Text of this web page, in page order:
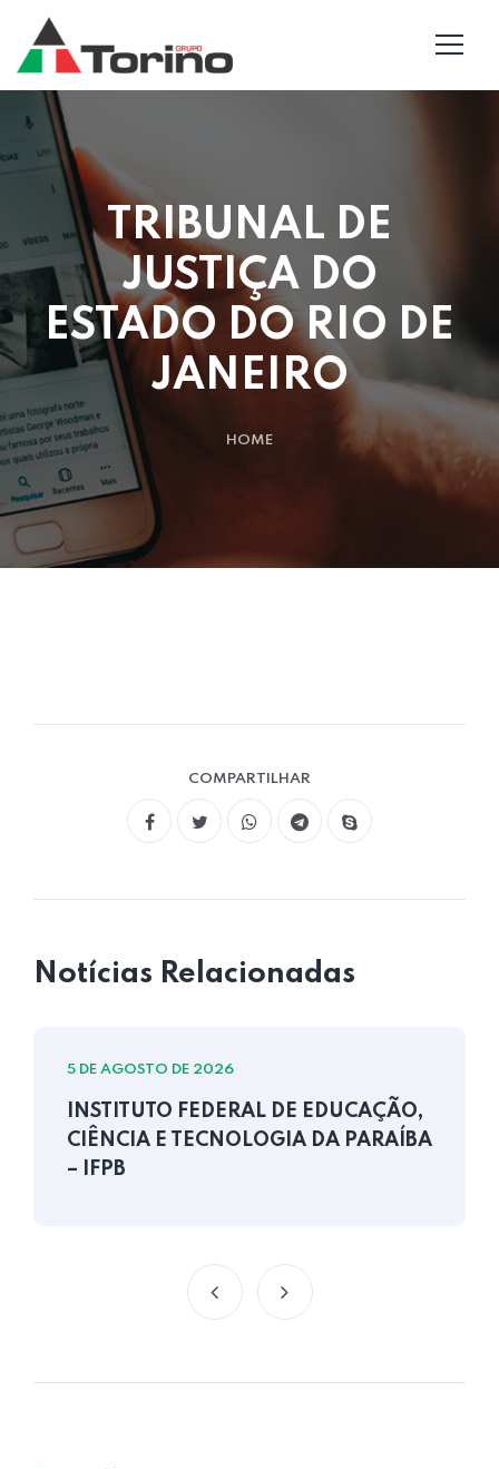
TRIBUNAL DE
JUSTIÇA DO
ESTADO DO RIO DE
JANEIRO
HOME
COMPARTILHAR
Notícias Relacionadas
5 DE AGOSTO DE 2026
INSTITUTO FEDERAL DE EDUCAÇÃO,
CIÊNCIA E TECNOLOGIA DA PARAÍBA
– IFPB